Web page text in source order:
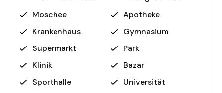
Moschee
Apotheke
Krankenhaus
Gymnasium
Supermarkt
Park
Klinik
Bazar
Sporthalle
Universität